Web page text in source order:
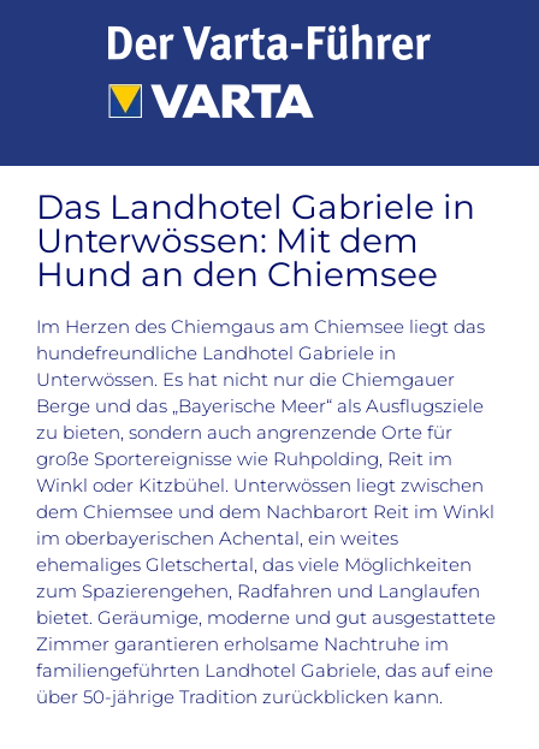
Das Landhotel Gabriele in
Unterwössen: Mit dem
Hund an den Chiemsee
Im Herzen des Chiemgaus am Chiemsee liegt das
hundefreundliche Landhotel Gabriele in
Unterwössen. Es hat nicht nur die Chiemgauer
Berge und das „Bayerische Meer“ als Ausflugsziele
zu bieten, sondern auch angrenzende Orte für
große Sportereignisse wie Ruhpolding, Reit im
Winkl oder Kitzbühel. Unterwössen liegt zwischen
dem Chiemsee und dem Nachbarort Reit im Winkl
im oberbayerischen Achental, ein weites
ehemaliges Gletschertal, das viele Möglichkeiten
zum Spazierengehen, Radfahren und Langlaufen
bietet. Geräumige, moderne und gut ausgestattete
Zimmer garantieren erholsame Nachtruhe im
familiengeführten Landhotel Gabriele, das auf eine
über 50-jährige Tradition zurückblicken kann.